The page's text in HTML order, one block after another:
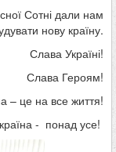
Сотні дали нам
нову країну.
Слава Україні!
Слава Героям!
– це на все життя!
- понад усе!